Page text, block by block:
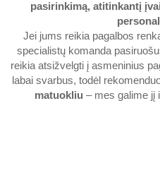
pasirinkimą, atitinkantį
Jei jums reikia pagalbos
specialistų komanda
reikia atsižvelgti į asmeninius
labai svarbus, todėl
matuokliu – mes galime jį